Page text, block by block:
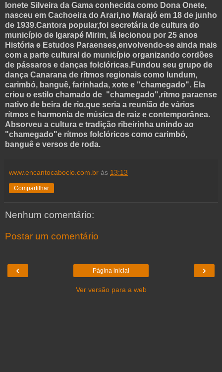
Ionete Silveira da Gama conhecida como Dona Onete,
nasceu em Cachoeira do Arari,no Marajó em 18 de junho
de 1939.Cantora popular,foi secretária de cultura do
município de Igarapé Mirim, lá lecionou por 25 anos
História e Estudos Paraenses,envolvendo-se ainda mais
com a parte cultural do município organizando cordões
de pássaros e danças folclóricas.Fundou seu grupo de
dança Canarana de rítmos regionais como lundum,
carimbó, banguê, farinhada, xote e "chamegado". Ela
criou o estilo chamado de "chamegado",rítmo paraense
nativo de beira de rio,que seria a reunião de vários
rítmos e harmonia de música de raiz e contemporânea.
Absorveu a cultura e tradição ribeirinha unindo ao
"chamegado"e rítmos folclóricos como carimbó,
banguê e versos de roda.
www.encantocaboclo.com.br às 13:13
Compartilhar
Nenhum comentário:
Postar um comentário
‹ ›
Página inicial
Ver versão para a web